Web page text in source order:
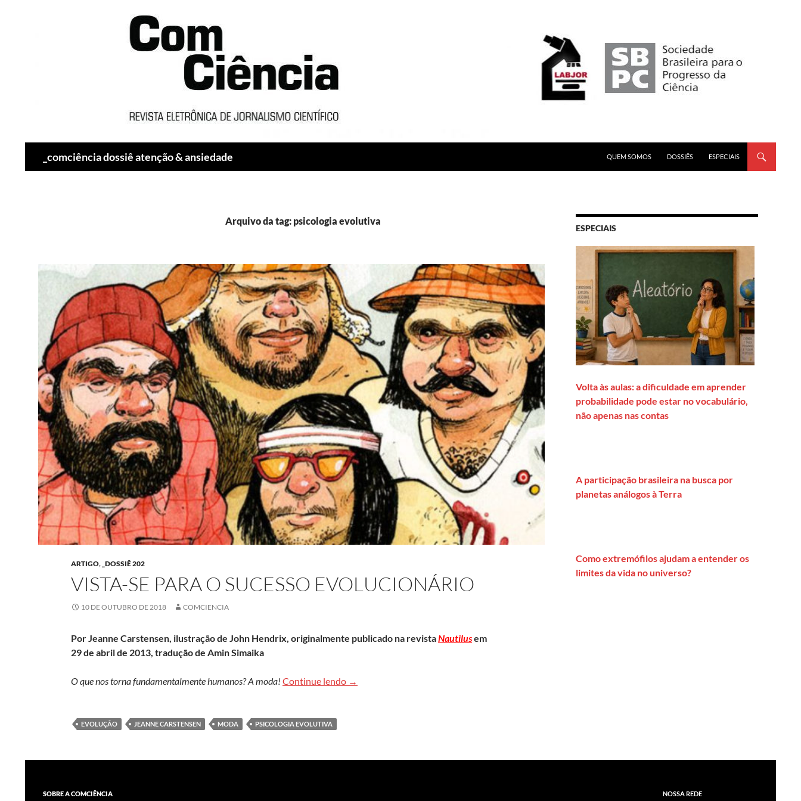
_comciência dossiê atenção & ansiedade
QUEM SOMOS
DOSSIÊS ESPECIAIS
Arquivo da tag: psicologia evolutiva
ARTIGO, _DOSSIÊ 202
VISTA-SE PARA O SUCESSO EVOLUCIONÁRIO
10 DE OUTUBRO DE 2018 COMCIENCIA
Por Jeanne Carstensen, ilustração de John Hendrix, originalmente publicado na revistaNautilusem
29 de abril de 2013, tradução de Amin Simaika
O que nos torna fundamentalmente humanos? A moda! Continue lendo Vista-se para o sucesso evolucionário
→
EVOLUÇÃO JEANNE CARSTENSEN MODA PSICOLOGIA EVOLUTIVA
ESPECIAIS
Volta às aulas: a dificuldade em aprender
probabilidade pode estar no vocabulário,
não apenas nas contas
A participação brasileira na busca por
planetas análogos à Terra
Como extremófilos ajudam a entender os
limites da vida no universo?
SOBRE A COMCIÊNCIA NOSSA REDE